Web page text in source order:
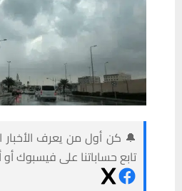
🔔 كن أول من يعرف الأخبار
تابع حساباتنا على فيسبوك